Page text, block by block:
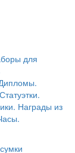
для
Награды из